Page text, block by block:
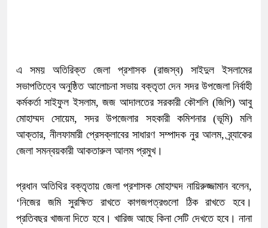
এ সময় অতিরিক্ত জেলা প্রশাসক (রাজস্ব) সাইদুল ইসলামের
সভাপতিত্বে অনুষ্ঠিত আলোচনা সভায় বক্তৃতা দেন সদর উপজেলা নির্বাহী
কর্মকর্তা সাইফুল ইসলাম, জজ আদালতের সরকারী কৌশলি (জিপি) আবু
মোহাম্মদ সোয়েম, সদর উপজেলার সহকারী কমিশনার (ভূমি) মলি
আক্তার, নীলফামারী প্রেসক্লাবের সাধারণ সম্পাদক নুর আলম, ব্র্যাকের
জেলা সমন্বয়কারী আকতারুল আলম প্রমুখ।
প্রধান অতিথির বক্তৃতায় জেলা প্রশাসক মোহাম্মদ নায়িরুজ্জামান বলেন,
‘নিজের জমি সুরক্ষিত রাখতে কাগজপত্রগুলো ঠিক রাখতে হবে।
প্রতিবছর খাজনা দিতে হবে। খারিজ আছে কিনা সেটি দেখতে হবে। নানা